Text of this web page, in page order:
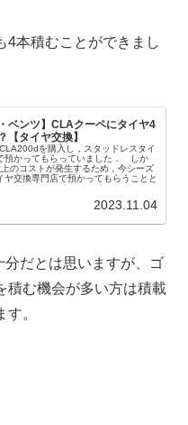
本積むことができまし
ベンツ】CLAクーペにタイヤ4
【タイヤ交換】
を購入し，スタッドレスタイ
預かってもらっていました． しか
のコストが発生するため，今シーズ
ヤ交換専門店で預かってもらうことと
2023.11.04
だとは思いますが、ゴ
積む機会が多い方は積載
。